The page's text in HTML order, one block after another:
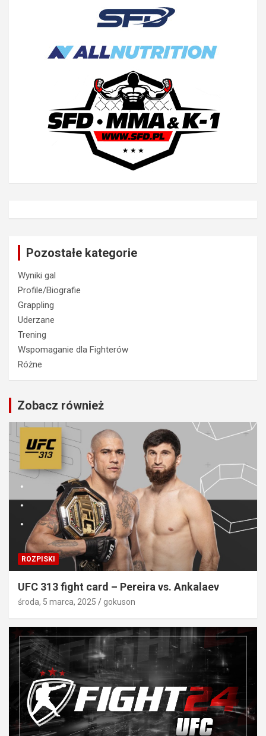
Pozostałe kategorie
Wyniki gal
Profile/Biografie
Grappling
Uderzane
Trening
Wspomaganie dla Fighterów
Różne
Zobacz również
ROZPISKI
UFC 313 fight card – Pereira vs. Ankalaev
środa, 5 marca, 2025 gokuson